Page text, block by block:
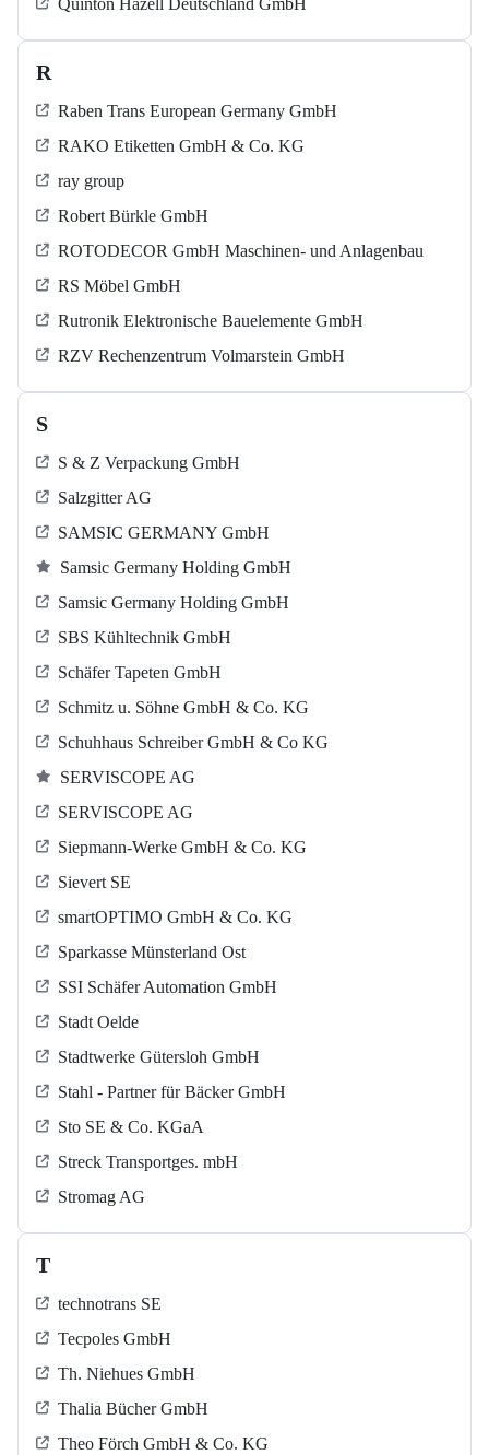
Quinton Hazell Deutschland GmbH
R
Raben Trans European Germany GmbH
RAKO Etiketten GmbH & Co. KG
ray group
Robert Bürkle GmbH
ROTODECOR GmbH Maschinen- und Anlagenbau
RS Möbel GmbH
Rutronik Elektronische Bauelemente GmbH
RZV Rechenzentrum Volmarstein GmbH
S
S & Z Verpackung GmbH
Salzgitter AG
SAMSIC GERMANY GmbH
Samsic Germany Holding GmbH
Samsic Germany Holding GmbH
SBS Kühltechnik GmbH
Schäfer Tapeten GmbH
Schmitz u. Söhne GmbH & Co. KG
Schuhhaus Schreiber GmbH & Co KG
SERVISCOPE AG
SERVISCOPE AG
Siepmann-Werke GmbH & Co. KG
Sievert SE
smartOPTIMO GmbH & Co. KG
Sparkasse Münsterland Ost
SSI Schäfer Automation GmbH
Stadt Oelde
Stadtwerke Gütersloh GmbH
Stahl - Partner für Bäcker GmbH
Sto SE & Co. KGaA
Streck Transportges. mbH
Stromag AG
T
technotrans SE
Tecpoles GmbH
Th. Niehues GmbH
Thalia Bücher GmbH
Theo Förch GmbH & Co. KG